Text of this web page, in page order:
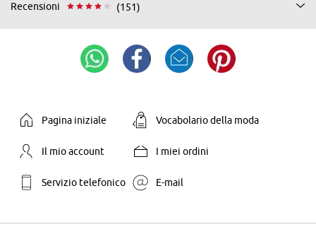
Recensioni (151)
Pagina iniziale Vocabolario della moda
Il mio account I miei ordini
Servizio telefonico E-mail